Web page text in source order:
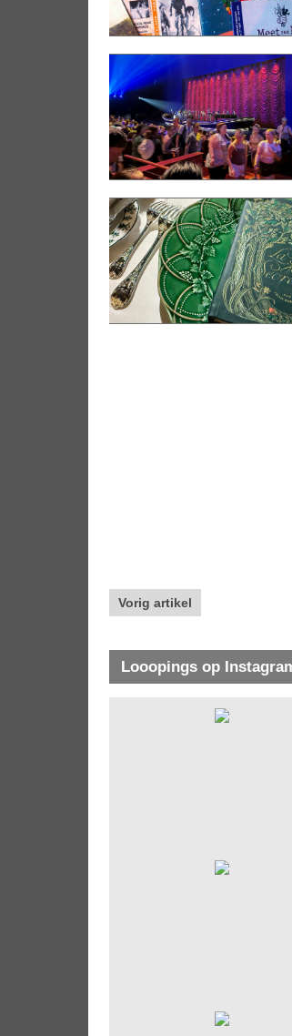
Vorig artikel
Looopings op